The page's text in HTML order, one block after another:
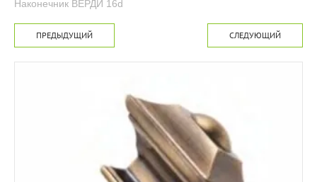
Наконечник ВЕРДИ 16d
ПРЕДЫДУЩИЙ СЛЕДУЮЩИЙ